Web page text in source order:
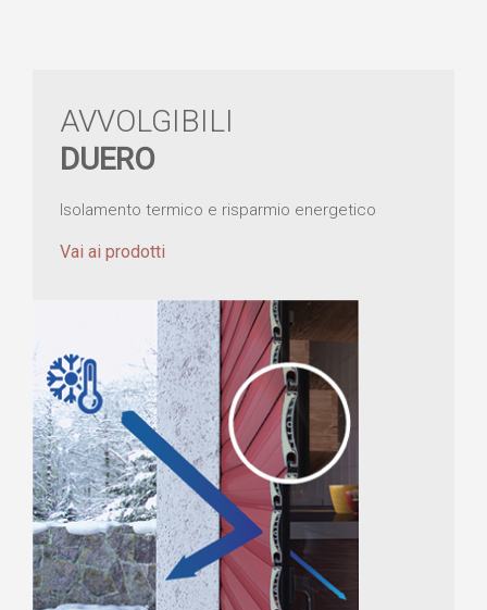
AVVOLGIBILI
DUERO
Isolamento termico e risparmio energetico
Vai ai prodotti